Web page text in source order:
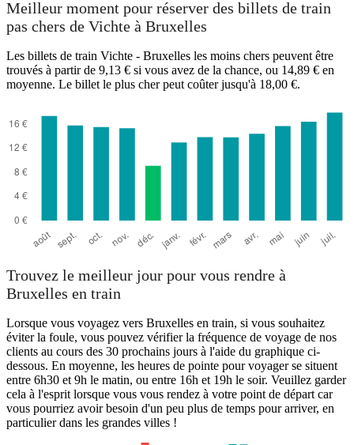
Vichte Brussels
Meilleur moment pour réserver des billets de train
pas chers de Vichte à Bruxelles
Les billets de train Vichte - Bruxelles les moins chers peuvent être
trouvés à partir de 9,13 € si vous avez de la chance, ou 14,89 € en
moyenne. Le billet le plus cher peut coûter jusqu'à 18,00 €.
Trouvez le meilleur jour pour vous rendre à
Bruxelles en train
Lorsque vous voyagez vers Bruxelles en train, si vous souhaitez
éviter la foule, vous pouvez vérifier la fréquence de voyage de nos
clients au cours des 30 prochains jours à l'aide du graphique ci-
dessous. En moyenne, les heures de pointe pour voyager se situent
entre 6h30 et 9h le matin, ou entre 16h et 19h le soir. Veuillez garder
cela à l'esprit lorsque vous vous rendez à votre point de départ car
vous pourriez avoir besoin d'un peu plus de temps pour arriver, en
particulier dans les grandes villes !